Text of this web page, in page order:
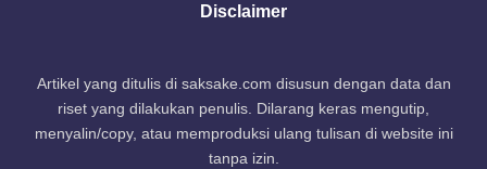
Disclaimer
Artikel yang ditulis di saksake.com disusun dengan data dan
riset yang dilakukan penulis. Dilarang keras mengutip,
menyalin/copy, atau memproduksi ulang tulisan di website ini
tanpa izin.